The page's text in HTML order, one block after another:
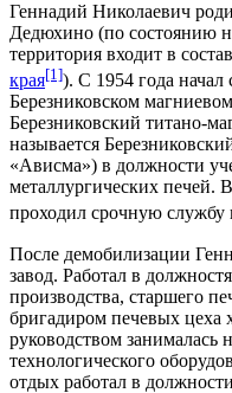
Геннадий Николаевич
Дедюхино (по состоянию
территория входит в
края[1]). С 1954 года начал
Березниковском
Березниковский титано-
называется
«Ависма») в должности
металлургических печей.
проходил срочную
После демобилизации
завод. Работал в
производства, старшего
бригадиром печевых цеха
руководством занималась
технологического
отдых работал в